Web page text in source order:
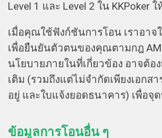
Level 1 และ Level 2 ใน KKPoker
เมื่อคุณใช้ฟังก์ชันการโอน เราอาจ
เพื่อยืนยันตัวตนของคุณตามกฎ
นโยบายภายในที่เกี่ยวข้อง อาจต้อ
เติม (รวมถึงแต่ไม่จำกัดเพียงเอกส
อยู่ และใบแจ้งยอดธนาคาร) เพื่อจุ
ข้อมูลการโอนอื่น ๆ